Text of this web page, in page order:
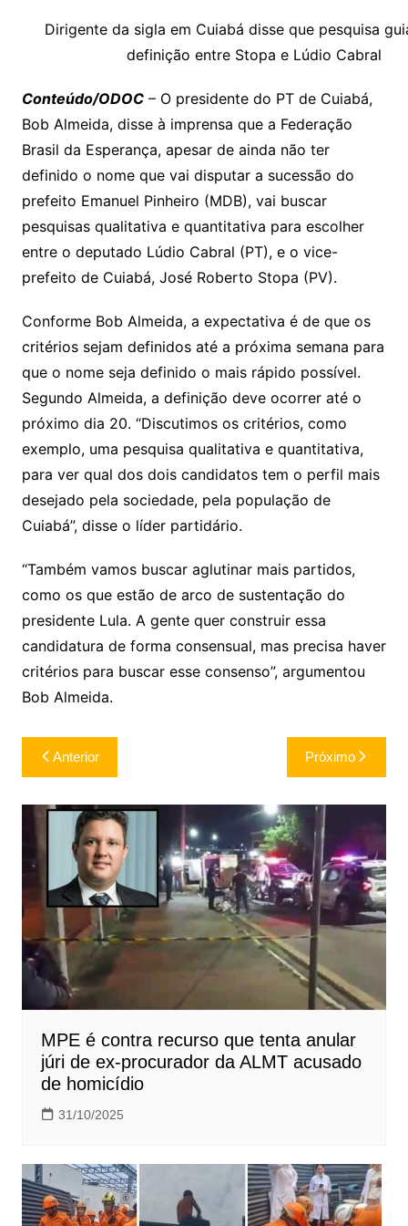
y
n
k
s
p
p
gr
a
m
e
dI
n
l
gl
e
Cl
a
sr
o
s
s
a
g
e
lo
k.
c
o
m
y
p
e
h
o
o
M
ai
l
e
a
d
s
ai
l
ar
e
Dirigente da sigla em Cuiabá disse que pesquisa
definição entre Stopa e Lúdio Cabral
Conteúdo/ODOC– O presidente do PT de Cuiabá,
Bob Almeida, disse à imprensa que a Federação
Brasil da Esperança, apesar de ainda não ter
definido o nome que vai disputar a sucessão do
prefeito Emanuel Pinheiro (MDB), vai buscar
pesquisas qualitativa e quantitativa para escolher
entre o deputado Lúdio Cabral (PT), e o vice-
prefeito de Cuiabá, José Roberto Stopa (PV).
Conforme Bob Almeida, a expectativa é de que os
critérios sejam definidos até a próxima semana para
que o nome seja definido o mais rápido possível.
Segundo Almeida, a definição deve ocorrer até o
próximo dia 20. “Discutimos os critérios, como
exemplo, uma pesquisa qualitativa e quantitativa,
para ver qual dos dois candidatos tem o perfil mais
desejado pela sociedade, pela população de
Cuiabá”, disse o líder partidário.
“Também vamos buscar aglutinar mais partidos,
como os que estão de arco de sustentação do
presidente Lula. A gente quer construir essa
candidatura de forma consensual, mas precisa haver
critérios para buscar esse consenso”, argumentou
Bob Almeida.
Navegação
de
Post
Anterior Próximo
MPE é contra recurso que tenta anular
júri de ex-procurador da ALMT acusado
de homicídio
31/10/2025